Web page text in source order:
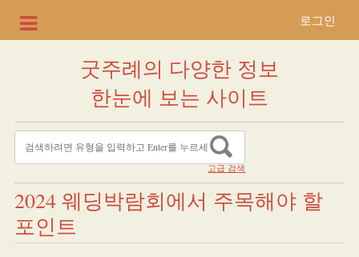
로그인
굿주례의 다양한 정보
한눈에 보는 사이트
고급 검색
2024 웨딩박람회에서 주목해야 할
포인트